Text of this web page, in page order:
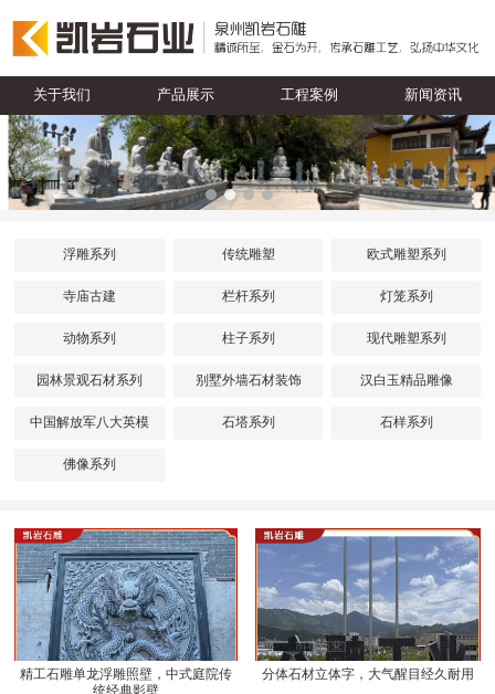
关于我们 产品展示 工程案例 新闻资讯
浮雕系列 传统雕塑 欧式雕塑系列
寺庙古建 栏杆系列 灯笼系列
动物系列 柱子系列 现代雕塑系列
园林景观石材系列 别墅外墙石材装饰 汉白玉精品雕像
中国解放军八大英模 石塔系列 石样系列
佛像系列
精工石雕单龙浮雕照壁，中式庭院传
统经典影壁
分体石材立体字，大气醒目经久耐用